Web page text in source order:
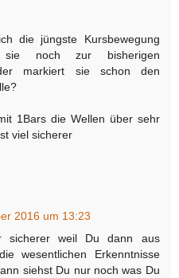
die jüngste Kursbewegung
sie noch zur bisherigen
markiert sie schon den
1Bars die Wellen über sehr
viel sicherer
2016 um 13:23
sicherer weil Du dann aus
wesentlichen Erkenntnisse
siehst Du nur noch was Du